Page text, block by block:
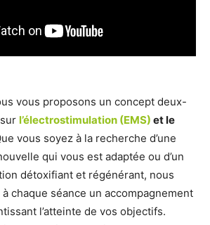
vous proposons un concept deux-
l’électrostimulation (EMS) et le
vous soyez à la recherche d’une
qui vous est adaptée ou d’un
détoxifiant et régénérant, nous
chaque séance un accompagnement
l’atteinte de vos objectifs.